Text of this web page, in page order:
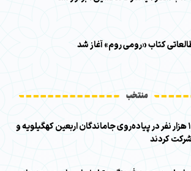
کتاب «رومی روم» آغاز شد
منتخب
بیش از ۱۱۰ هزار نفر در پیاده‌روی جاماندگان اربعین کهگیلویه و
کردند